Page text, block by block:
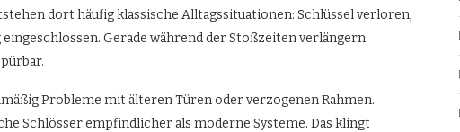
dort häufig klassische Alltagssituationen: Schlüssel verloren,
Gerade während der Stoßzeiten verlängern
Probleme mit älteren Türen oder verzogenen Rahmen.
Schlösser empfindlicher als moderne Systeme. Das klingt